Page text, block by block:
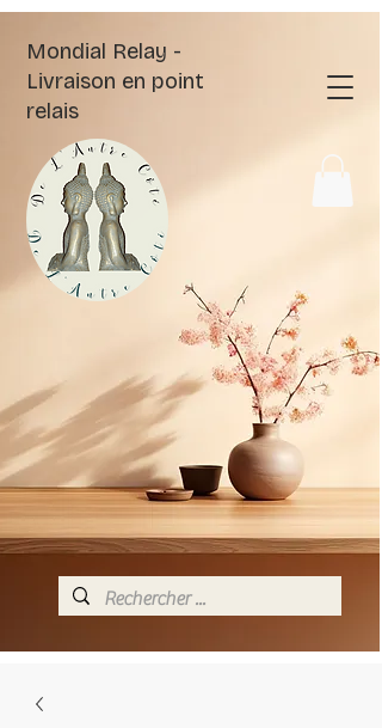
Mondial Relay -
Livraison en point
relais